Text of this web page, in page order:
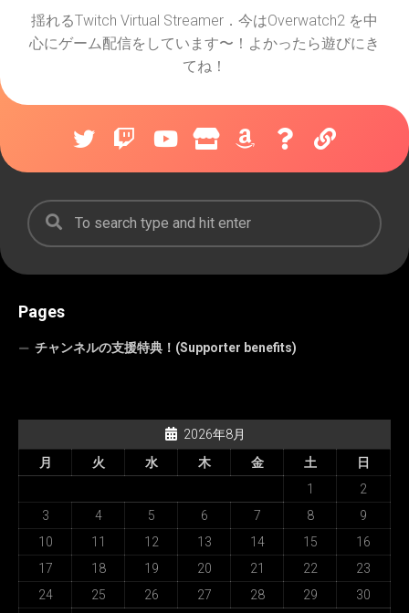
揺れるTwitch Virtual Streamer．今はOverwatch2 を中
心にゲーム配信をしています〜！よかったら遊びにき
てね！
Pages
チャンネルの支援特典！(Supporter benefits)
2026年8月
月
火 水 木 金 土
日
1
2
3
4 5 6 7 8
9
10
11 12 13 14 15
16
17
18 19 20 21 22
23
24
25 26 27 28 29
30